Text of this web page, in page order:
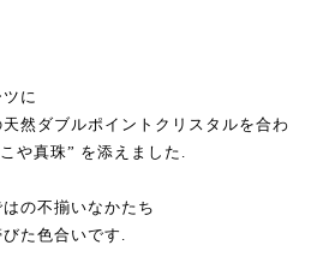
に
然ダブルポイントクリスタルを合わ
や真珠” を添えました.
の不揃いなかたち
た色合いです.